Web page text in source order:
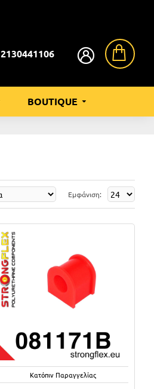
2130441106
BOUTIQUE
Εμφάνιση:
Κατόπιν Παραγγελίας